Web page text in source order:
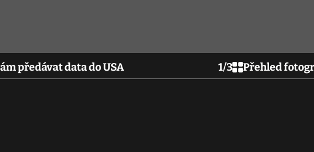
předávat data do USA 1/3 Přehled